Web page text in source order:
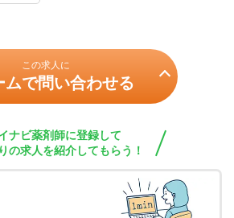
この求人に
ムで問い合わせる
ナビ薬剤師に登録して
の求人を紹介してもらう！